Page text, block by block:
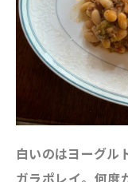
白いのはヨーグル
ガラポレイ。何度